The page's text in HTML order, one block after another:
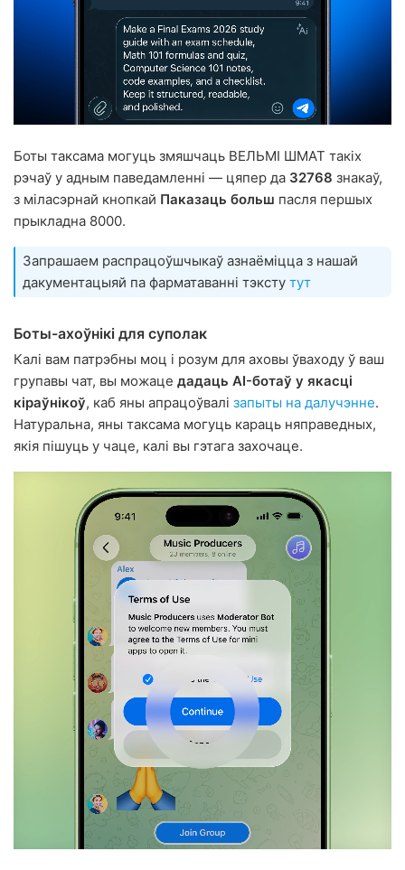
Боты таксама могуць змяшчаць ВЕЛЬМІ ШМАТ такіх
рэчаў у адным паведамленні — цяпер да 32768 знакаў,
з міласэрнай кнопкай Паказаць больш пасля першых
прыкладна 8000.
Запрашаем распрацоўшчыкаў азнаёміцца з нашай
дакументацыяй па фарматаванні тэксту тут
Боты-ахоўнікі для суполак
Калі вам патрэбны моц і розум для аховы ўваходу ў ваш
групавы чат, вы можаце дадаць AI-ботаў у якасці
кіраўнікоў, каб яны апрацоўвалі запыты на далучэнне.
Натуральна, яны таксама могуць караць няправедных,
якія пішуць у чаце, калі вы гэтага захочаце.